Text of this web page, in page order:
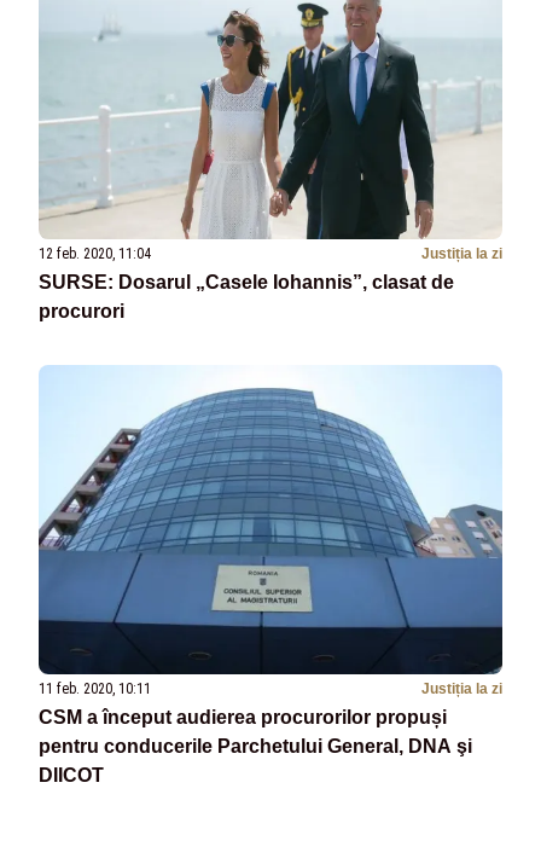
12 feb. 2020, 11:04 Justiția la zi
SURSE: Dosarul „Casele Iohannis”, clasat de
procurori
11 feb. 2020, 10:11 Justiția la zi
CSM a început audierea procurorilor propuși
pentru conducerile Parchetului General, DNA şi
DIICOT